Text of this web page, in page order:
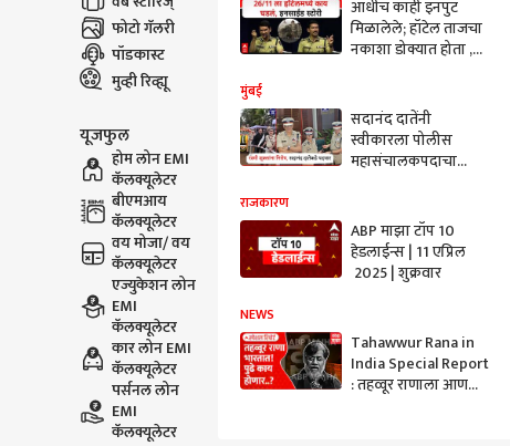
फोटो गॅलरी
पॉडकास्ट
मुव्ही रिव्ह्यू
यूजफुल
होम लोन EMI
कॅलक्यूलेटर
बीएमआय
कॅलक्यूलेटर
वय मोजा/ वय
कॅलक्यूलेटर
एज्युकेशन लोन
EMI
कॅलक्यूलेटर
कार लोन EMI
कॅलक्यूलेटर
पर्सनल लोन
EMI
कॅलक्यूलेटर
आधीच काही इनपुट
मिळालेले; हॉटेल ताजचा
नकाशा डोक्यात होता ,
पाटलांनी काय सांगितलं?
मुंबई
सदानंद दातेंनी
स्वीकारला पोलीस
महासंचालकपदाचा
डॅशिंग अधिकारी
राजकारण
ABP माझा टॉप 10
हेडलाईन्स | 11 एप्रिल
2025 | शुक्रवार
NEWS
Tahawwur Rana in
India Special Report
: तहव्वूर राणाला आणला,